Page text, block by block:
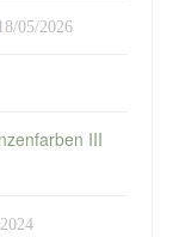
05/2026
III